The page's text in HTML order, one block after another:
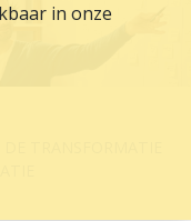
TRANSFORMATIE
in onze